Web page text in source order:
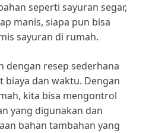
seperti sayuran segar,
manis, siapa pun bisa
sayuran di rumah.
dengan resep sederhana
biaya dan waktu. Dengan
kita bisa mengontrol
yang digunakan dan
bahan tambahan yang